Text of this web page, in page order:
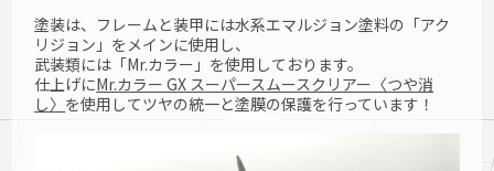
塗装は、フレームと装甲には水系エマルジョン塗料の「アク
リジョン」をメインに使用し、
武装類には「Mr.カラー」を使用しております。
仕上げにMr.カラー GX スーパースムースクリアー〈つや消
し〉 を使用してツヤの統一と塗膜の保護を行っています！